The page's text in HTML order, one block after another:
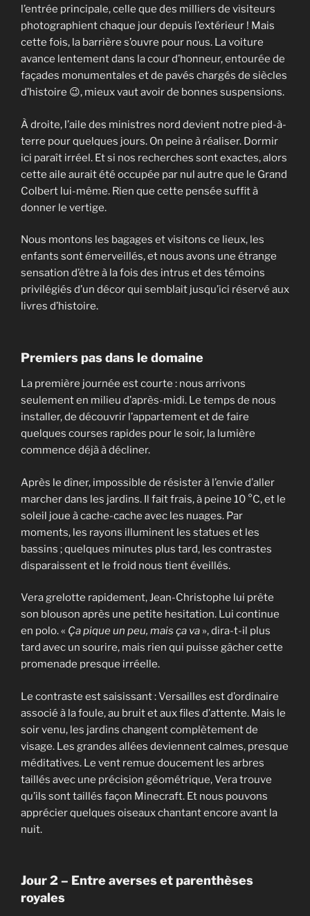
l’entrée principale, celle que des milliers de visiteurs
photographient chaque jour depuis l’extérieur ! Mais
cette fois, la barrière s’ouvre pour nous. La voiture
avance lentement dans la cour d’honneur, entourée de
façades monumentales et de pavés chargés de siècles
d’histoire 😉, mieux vaut avoir de bonnes suspensions.
À droite, l’aile des ministres nord devient notre pied-à-
terre pour quelques jours. On peine à réaliser. Dormir
ici paraît irréel. Et si nos recherches sont exactes, alors
cette aile aurait été occupée par nul autre que le Grand
Colbert lui-même. Rien que cette pensée suffit à
donner le vertige.
Nous montons les bagages et visitons ce lieux, les
enfants sont émerveillés, et nous avons une étrange
sensation d’être à la fois des intrus et des témoins
privilégiés d’un décor qui semblait jusqu’ici réservé aux
livres d’histoire.
Premiers pas dans le domaine
La première journée est courte : nous arrivons
seulement en milieu d’après-midi. Le temps de nous
installer, de découvrir l’appartement et de faire
quelques courses rapides pour le soir, la lumière
commence déjà à décliner.
Après le dîner, impossible de résister à l’envie d’aller
marcher dans les jardins. Il fait frais, à peine 10 °C, et le
soleil joue à cache-cache avec les nuages. Par
moments, les rayons illuminent les statues et les
bassins ; quelques minutes plus tard, les contrastes
disparaissent et le froid nous tient éveillés.
Vera grelotte rapidement, Jean-Christophe lui prête
son blouson après une petite hesitation. Lui continue
en polo. « Ça pique un peu, mais ça va », dira-t-il plus
tard avec un sourire, mais rien qui puisse gâcher cette
promenade presque irréelle.
Le contraste est saisissant : Versailles est d’ordinaire
associé à la foule, au bruit et aux files d’attente. Mais le
soir venu, les jardins changent complètement de
visage. Les grandes allées deviennent calmes, presque
méditatives. Le vent remue doucement les arbres
taillés avec une précision géométrique, Vera trouve
qu’ils sont taillés façon Minecraft. Et nous pouvons
apprécier quelques oiseaux chantant encore avant la
nuit.
Jour 2 – Entre averses et parenthèses
royales